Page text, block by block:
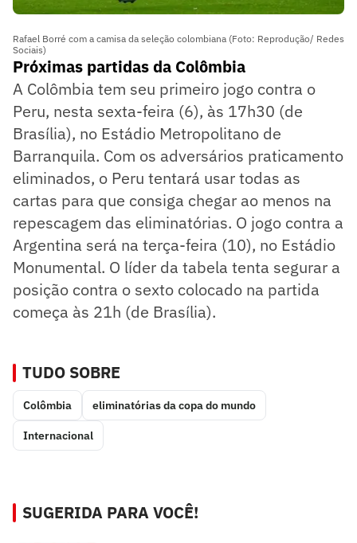
Rafael Borré com a camisa da seleção colombiana (Foto: Reprodução/ Redes
Sociais)
Próximas partidas da Colômbia
A Colômbia tem seu primeiro jogo contra o
Peru, nesta sexta-feira (6), às 17h30 (de
Brasília), no Estádio Metropolitano de
Barranquila. Com os adversários praticamento
eliminados, o Peru tentará usar todas as
cartas para que consiga chegar ao menos na
repescagem das eliminatórias. O jogo contra a
Argentina será na terça-feira (10), no Estádio
Monumental. O líder da tabela tenta segurar a
posição contra o sexto colocado na partida
começa às 21h (de Brasília).
TUDO SOBRE
Colômbia eliminatórias da copa do mundo
Internacional
SUGERIDA PARA VOCÊ!